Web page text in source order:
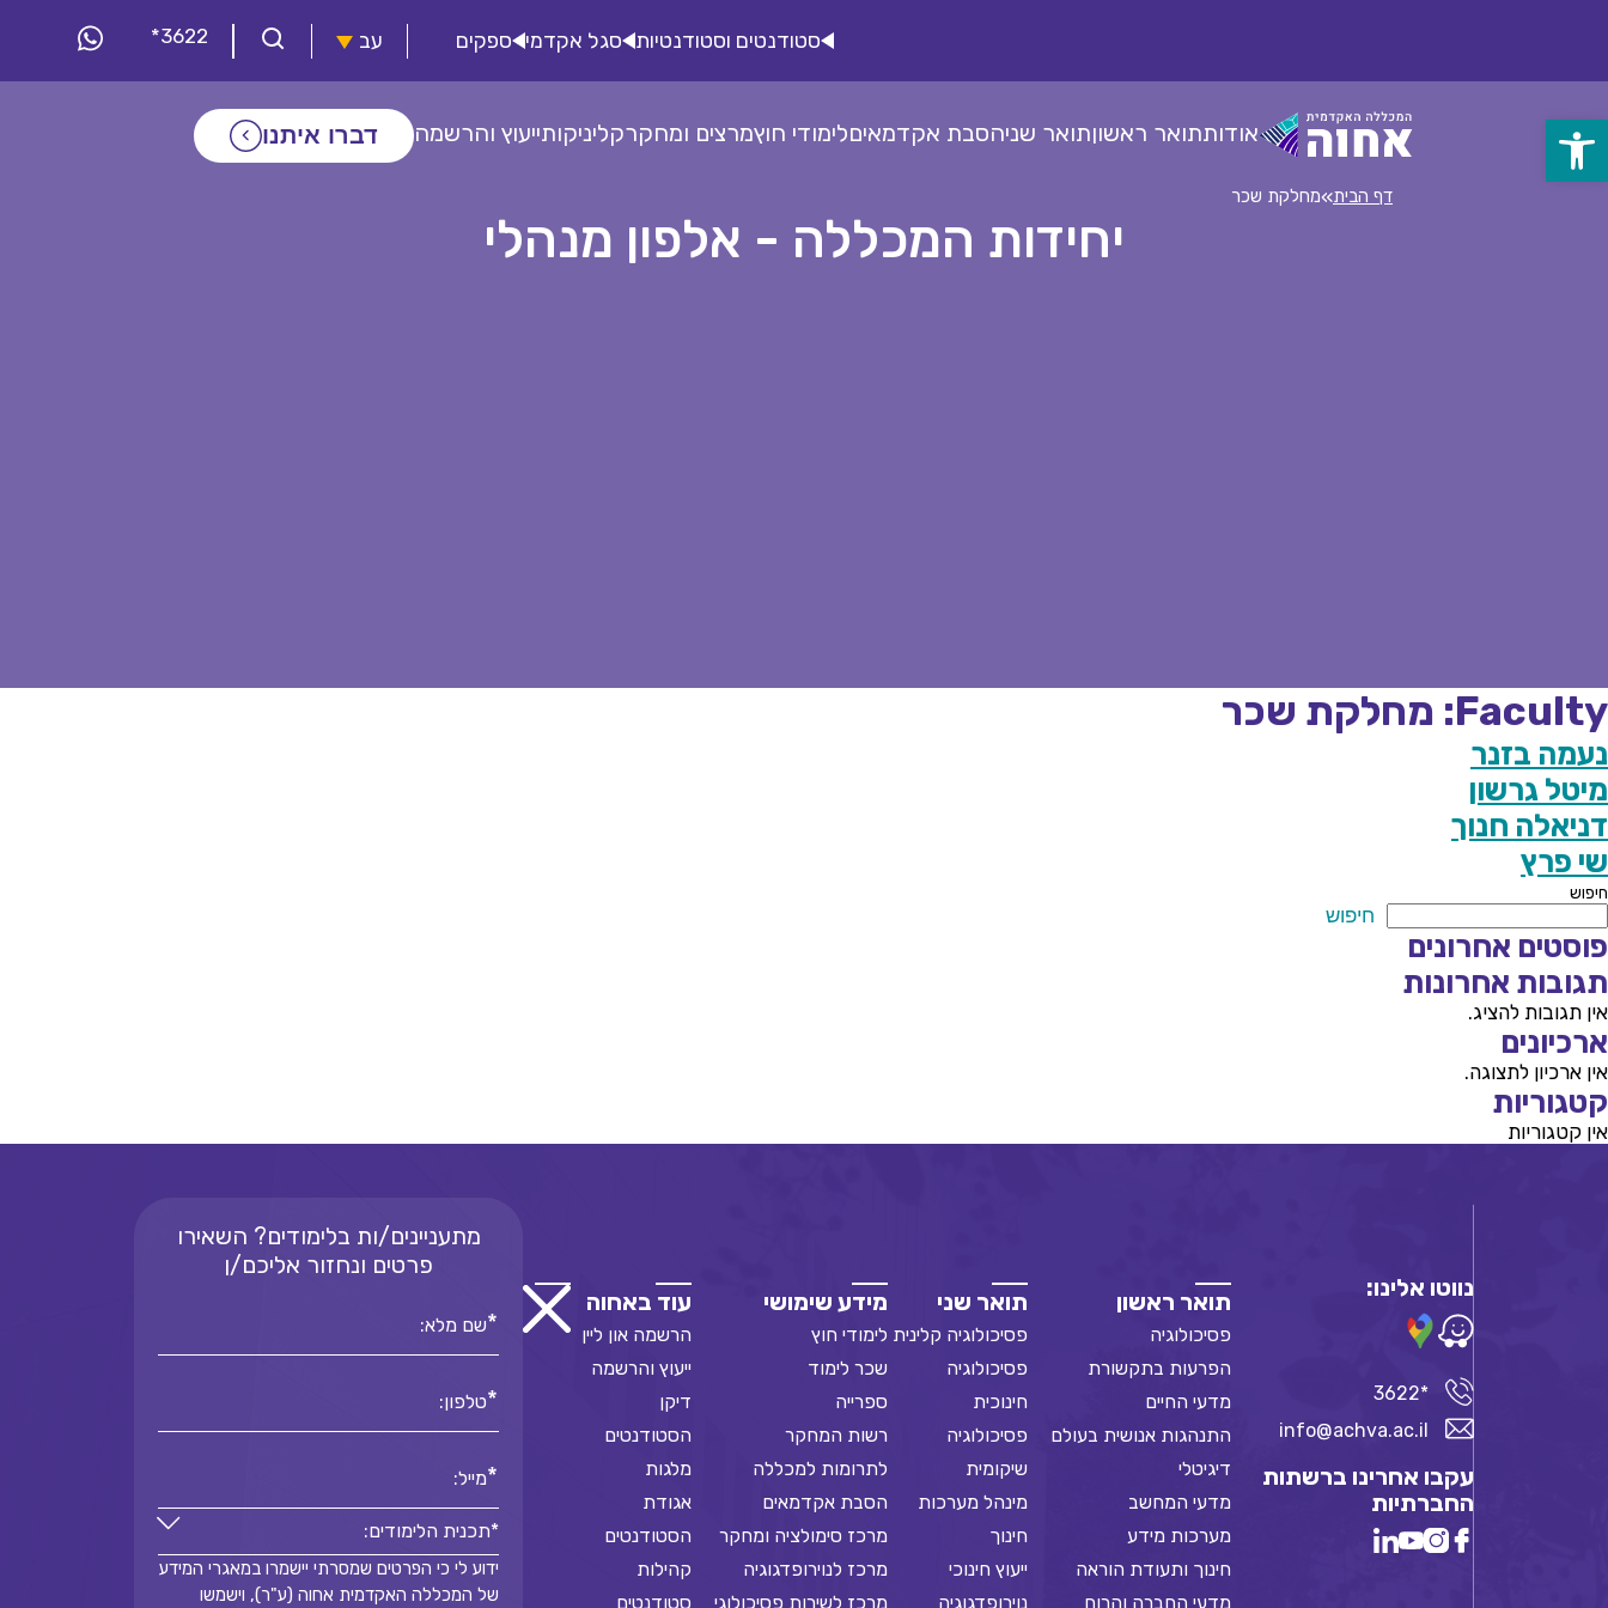
פתח
סטודנטים וסטודנטיות סגל אקדמי ספקים עב *3622
אודותתואר ראשוןתואר שניהסבת אקדמאיםלימודי חוץמרצים ומחקרקליניקותייעוץ והרשמה דברו איתנו
דף הבית»מחלקת שכר
יחידות המכללה - אלפון מנהלי
Faculty: מחלקת שכר
נעמה בזנר
מיטל גרשון
דניאלה חנוך
שי פרץ
חיפוש
חיפוש
פוסטים אחרונים
תגובות אחרונות
אין תגובות להציג.
ארכיונים
אין ארכיון לתצוגה.
קטגוריות
אין קטגוריות
נווטו אלינו:
*3622
info@achva.ac.il
עקבו אחרינו ברשתות
החברתיות
תואר ראשון
פסיכולוגיה
הפרעות בתקשורת
מדעי החיים
התנהגות אנושית בעולם
דיגיטלי
מדעי המחשב
מערכות מידע
חינוך ותעודת הוראה
מדעי החברה והרוח
תואר שני
פסיכולוגיה קלינית
פסיכולוגיה
חינוכית
פסיכולוגיה
שיקומית
מינהל מערכות
חינוך
ייעוץ חינוכי
נוירופדגוגיה
מידע שימושי
לימודי חוץ
שכר לימוד
ספרייה
רשות המחקר
לתרומות למכללה
הסבת אקדמאים
מרכז סימולציה ומחקר
מרכז לנוירופדגוגיה
מרכז לשירות פסיכולוגי
עוד באחוה
הרשמה און ליין
ייעוץ והרשמה
דיקן
הסטודנטים
מלגות
אגודת
הסטודנטים
קהילות
סטודנטים
מתעניינים/ות בלימודים? השאירו
פרטים ונחזור אליכם/ן
שם מלא:*
טלפון:*
מייל:*
*תכנית הלימודים:
*
*תכנית הלימודים:
ידוע לי כי הפרטים שמסרתי יישמרו במאגרי המידע
של המכללה האקדמית אחוה (ע"ר), וישמשו